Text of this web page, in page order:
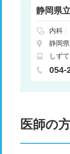
静岡県
内科
静岡
しず
054-
医師の